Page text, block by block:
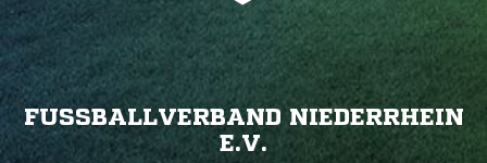
FUSSBALLVERBAND NIEDERRHEIN E
.V.